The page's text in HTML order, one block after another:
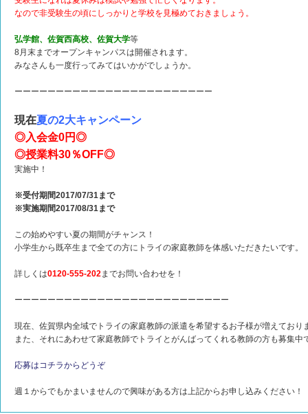
なので非受験生の頃にしっかりと学校を見極めておきましょう。
弘学館、佐賀西高校、佐賀大学等
8月末までオープンキャンパスは開催されます。
みなさんも一度行ってみてはいかがでしょうか。
ーーーーーーーーーーーーーーーーーーーーーーーー
現在夏の2大キャンペーン
◎入会金0円◎
◎授業料30％OFF◎
実施中！
※受付期間2017/07/31まで
※実施期間2017/08/31まで
この始めやすい夏の期間がチャンス！
小学生から既卒生まで全ての方にトライの家庭教師を体感いただきたいです。
詳しくは0120-555-202までお問い合わせを！
ーーーーーーーーーーーーーーーーーーーーーーーーーー
現在、佐賀県内全域でトライの家庭教師の派遣を希望するお子様が増えており
また、それにあわせて家庭教師でトライとがんばってくれる教師の方も募集中
応募はコチラからどうぞ
週１からでもかまいませんので興味がある方は上記からお申し込みください！